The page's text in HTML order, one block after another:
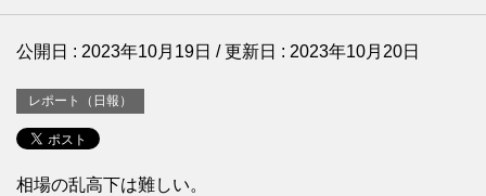
公開日 : 2023年10月19日 / 更新日 : 2023年10月20日
レポート（日報）
相場の乱高下は難しい。